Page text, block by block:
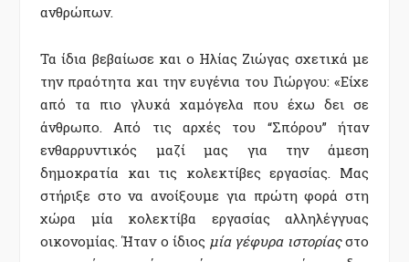
ανθρώπων.
Τα ίδια βεβαίωσε και ο Ηλίας Ζιώγας σχετικά με
τηνπραότητα και την ευγένια του Γιώργου: «Είχε
από τα πιο γλυκά χαμόγελα που έχω δει σε
άνθρωπο. Από τις αρχές του “Σπόρου” ήταν
ενθαρρυντικός μαζί μας για την άμεση
δημοκρατία και τις κολεκτίβες εργασίας. Μας
στήριξε στο να ανοίξουμε για πρώτη φορά στη
χώρα μία κολεκτίβα εργασίας αλληλέγγυας
οικονομίας. Ήταν ο ίδιος μία γέφυρα ιστορίαςστο